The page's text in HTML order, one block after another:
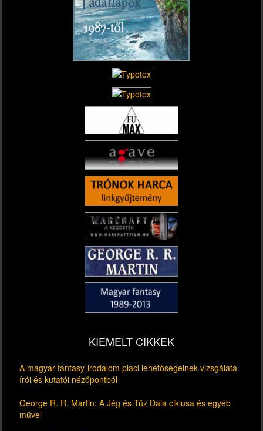
KIEMELT CIKKEK
A magyar fantasy-irodalom piaci lehetőségeinek vizsgálata
írói és kutatói nézőpontból
George R. R. Martin: A Jég és Tűz Dala ciklusa és egyéb
művei